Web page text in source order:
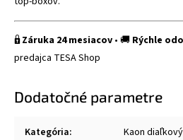
🔒Záruka 24 mesiacov • 🚚 Rýchle
predajca TESA Shop
Dodatočné parametre
Kategória: Kaon